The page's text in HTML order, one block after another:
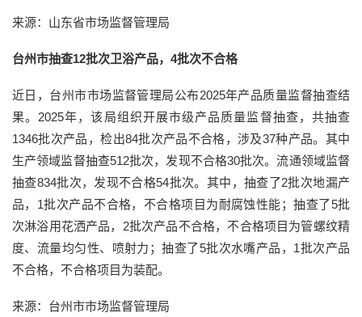
来源：山东省市场监督管理局
台州市抽查12批次卫浴产品，4批次不合格
近日，台州市市场监督管理局公布2025年产品质量监督抽查结
果。2025年，该局组织开展市级产品质量监督抽查，共抽查
1346批次产品，检出84批次产品不合格，涉及37种产品。其中
生产领域监督抽查512批次，发现不合格30批次。流通领域监督
抽查834批次，发现不合格54批次。其中，抽查了2批次地漏产
品，1批次产品不合格，不合格项目为耐腐蚀性能；抽查了5批
次淋浴用花洒产品，2批次产品不合格，不合格项目为管螺纹精
度、流量均匀性、喷射力；抽查了5批次水嘴产品，1批次产品
不合格，不合格项目为装配。
来源：台州市市场监督管理局